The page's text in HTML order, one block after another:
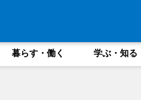
暮らす・働く 学ぶ・知る